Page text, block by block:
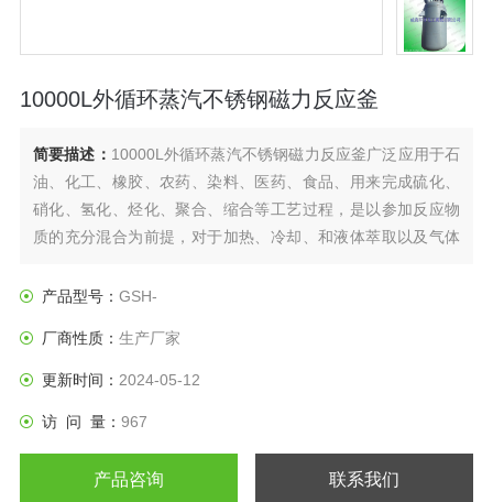
10000L外循环蒸汽不锈钢磁力反应釜
简要描述： 10000L外循环蒸汽不锈钢磁力反应釜广泛应用于石
油、化工、橡胶、农药、染料、医药、食品、用来完成硫化、
硝化、氢化、烃化、聚合、缩合等工艺过程，是以参加反应物
质的充分混合为前提，对于加热、冷却、和液体萃取以及气体
果，是化工，制药等行业理想的所需设备。
产品型号： GSH-
厂商性质： 生产厂家
更新时间： 2024-05-12
访 问 量： 967
产品咨询 联系我们